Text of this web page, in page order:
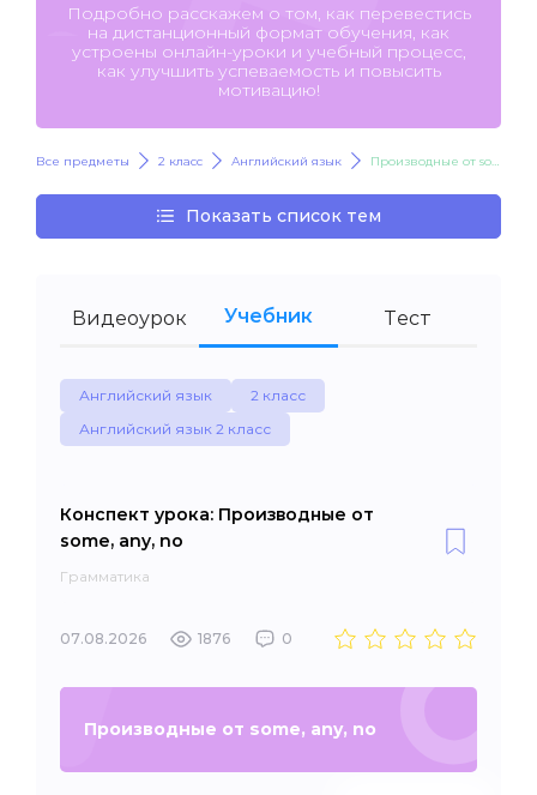
Подробно расскажем о том, как перевестись
на дистанционный формат обучения, как
устроены онлайн-уроки и учебный процесс,
как улучшить успеваемость и повысить
мотивацию!
Все предметы 2 класс Английский язык Производные от some, any, no
Показать список тем
Видеоурок Учебник Тест
Английский язык
2 класс
Английский язык 2 класс
Конспект урока: Производные от
some, any, no
Грамматика
07.08.2026 1876 0
Производные от some, any, no